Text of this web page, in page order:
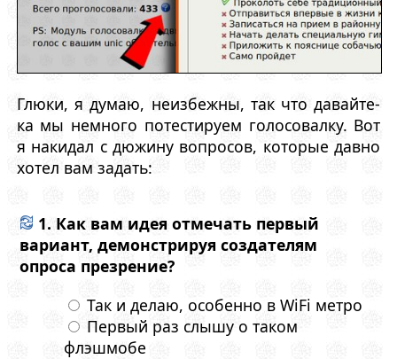
Глюки, я думаю, неизбежны, так что давайте-
ка мы немного потестируем голосовалку. Вот
я накидал с дюжину вопросов, которые давно
хотел вам задать:
1. Как вам идея отмечать первый
вариант, демонстрируя создателям
опроса презрение?
Так и делаю, особенно в WiFi метро
Первый раз слышу о таком
флэшмобе